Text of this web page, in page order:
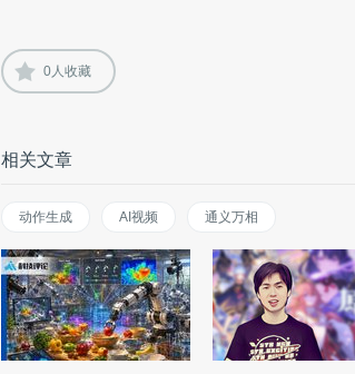
0人收藏
相关文章
动作生成 AI视频 通义万相